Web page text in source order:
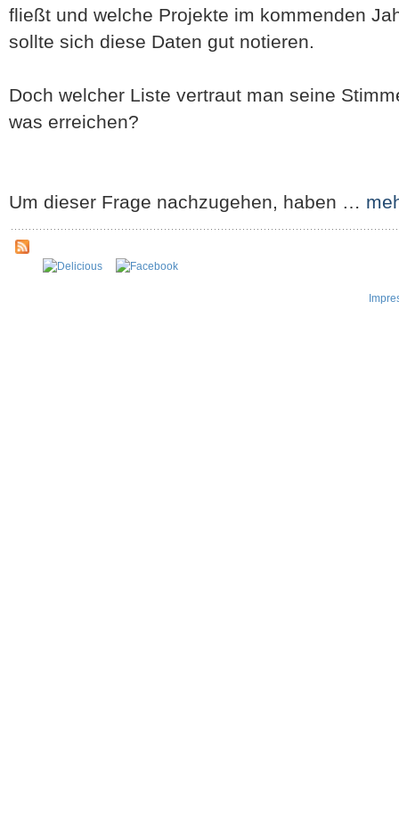
fließt und welche Projekte im kommenden
sollte sich diese Daten gut notieren.
Doch welcher Liste vertraut man seine
was erreichen?
Um dieser Frage nachzugehen, haben …